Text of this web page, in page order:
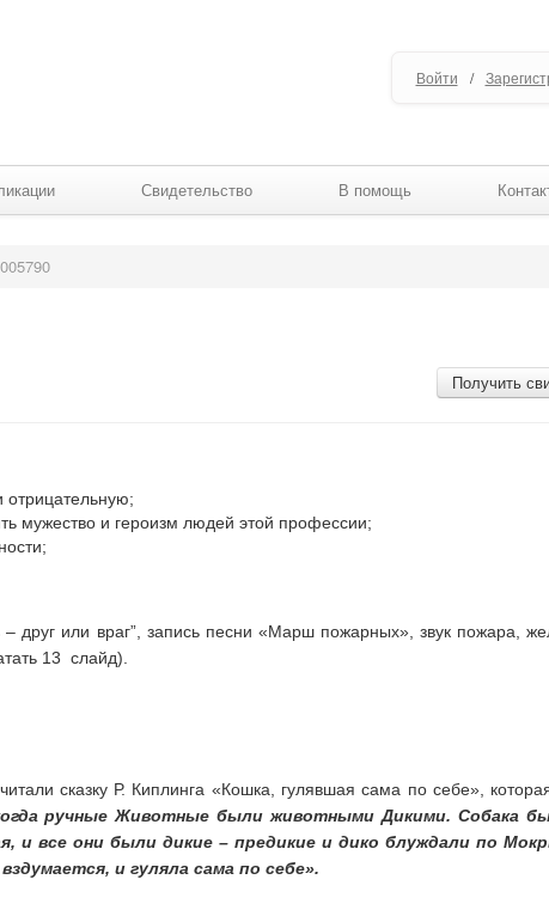
Войти /
Свидетельство В помощь
Получить
отрицательную;
мужество и героизм людей этой профессии;
– друг или враг”, запись песни «Марш пожарных», звук пожара,
13 слайд).
сказку Р. Киплинга «Кошка, гулявшая сама по себе»,
ручные Животные были животными Дикими. Собака
и все они были дикие – предикие и дико блуждали по
и гуляла сама по себе».